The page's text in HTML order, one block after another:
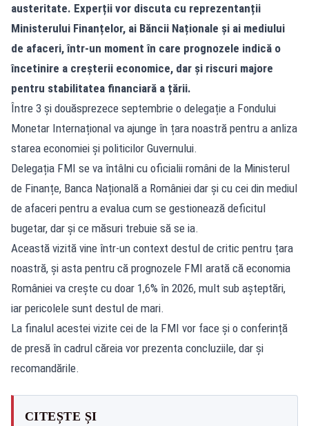
austeritate. Experții vor discuta cu reprezentanții
Ministerului Finanțelor, ai Băncii Naționale și ai mediului
de afaceri, într-un moment în care prognozele indică o
încetinire a creșterii economice, dar și riscuri majore
pentru stabilitatea financiară a țării.
Între 3 și douăsprezece septembrie o delegație a Fondului
Monetar Internațional va ajunge în țara noastră pentru a anliza
starea economiei și politicilor Guvernului.
Delegația FMI se va întâlni cu oficialii români de la Ministerul
de Finanțe, Banca Națională a României dar și cu cei din mediul
de afaceri pentru a evalua cum se gestionează deficitul
bugetar, dar și ce măsuri trebuie să se ia.
Această vizită vine într-un context destul de critic pentru țara
noastră, și asta pentru că prognozele FMI arată că economia
României va crește cu doar 1,6% în 2026, mult sub așteptări,
iar pericolele sunt destul de mari.
La finalul acestei vizite cei de la FMI vor face și o conferință
de presă în cadrul căreia vor prezenta concluziile, dar și
recomandările.
CITEȘTE ȘI